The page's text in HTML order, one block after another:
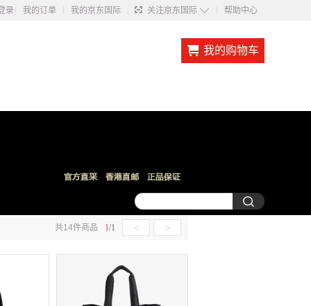
录 我的订单 我的京东国际 关注京东国际 ◇ 帮助中心
我的购物车
1/1 < >
共14件商品